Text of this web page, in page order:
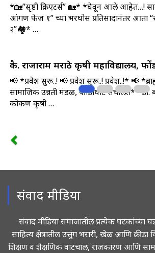
*🏡”सृष्टी क्रिएटर्स” 🏡* *घेवून आले आहेत…!
आंगण फेज १” च्या भरघोस प्रतिसादानंतर आता
२”🏘️* …
कै. राजाराम मराठे कृषी महाविद्यालय,
📢 *प्रवेश सुरू..! 📢 प्रवेश सुरू..! प्रवेश..!* 📢
सामाजिक उन्नती मंडळ, फोंडाघाट संचलित* *डॉ.
कोकण कृषी …
संवाद मीडिया
संवाद मीडिया समाजातील प्रत्येक घटकांच्या
साहित्य क्षेत्रातील उत्तुंग भरारी, खेळ आणि क्रीडा
शिक्षण व शैक्षणिक वाटचाल, राजकारण आणि